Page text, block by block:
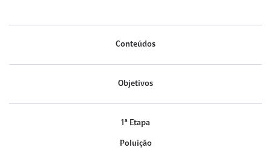
Conteúdos
Objetivos
1ª Etapa
Poluição